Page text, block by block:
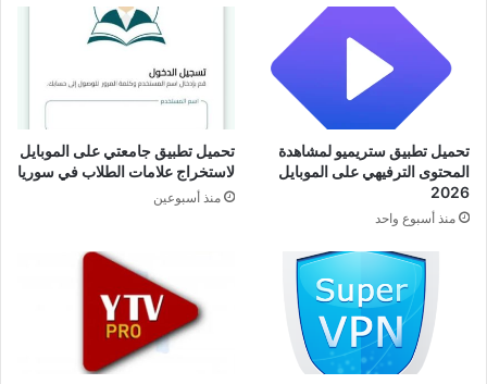
تحميل تطبيق ستريميو لمشاهدة
المحتوى الترفيهي على الموبايل
2026
منذ أسبوع واحد
تحميل تطبيق جامعتي على الموبايل
لاستخراج علامات الطلاب في سوريا
منذ أسبوعين